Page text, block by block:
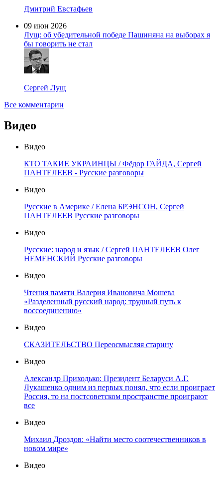
Дмитрий Евстафьев
09 июн 2026
Лущ: об убедительной победе Пашиняна на выборах я
бы говорить не стал
Сергей Лущ
Все комментарии
Видео
Видео
КТО ТАКИЕ УКРАИНЦЫ / Фёдор ГАЙДА, Сергей
ПАНТЕЛЕЕВ - Русские разговоры
Видео
Русские в Америке / Елена БРЭНСОН, Сергей
ПАНТЕЛЕЕВ Русские разговоры
Видео
Русские: народ и язык / Сергей ПАНТЕЛЕЕВ Олег
НЕМЕНСКИЙ Русские разговоры
Видео
Чтения памяти Валерия Ивановича Мошева
«Разделенный русский народ: трудный путь к
воссоединению»
Видео
СКАЗИТЕЛЬСТВО Переосмысляя старину
Видео
Александр Приходько: Президент Беларуси А.Г.
Лукашенко одним из первых понял, что если проиграет
Россия, то на постсоветском пространстве проиграют
все
Видео
Михаил Дроздов: «Найти место соотечественников в
новом мире»
Видео